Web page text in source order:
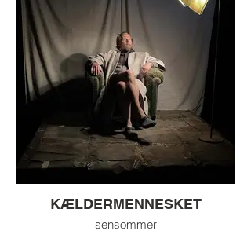
KÆLDERMENNESKET
sensommer